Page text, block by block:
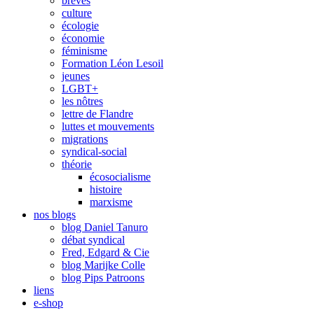
culture
écologie
économie
féminisme
Formation Léon Lesoil
jeunes
LGBT+
les nôtres
lettre de Flandre
luttes et mouvements
migrations
syndical-social
théorie
écosocialisme
histoire
marxisme
nos blogs
blog Daniel Tanuro
débat syndical
Fred, Edgard & Cie
blog Marijke Colle
blog Pips Patroons
liens
e-shop